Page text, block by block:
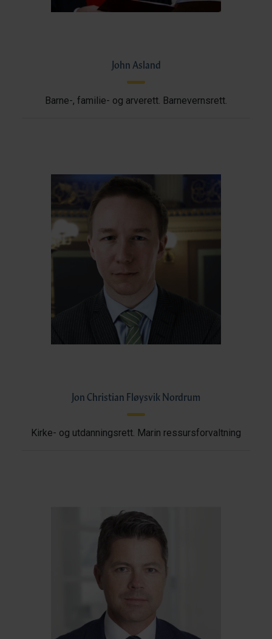
John Asland
Barne-, familie- og arverett. Barnevernsrett.
Jon Christian Fløysvik Nordrum
Kirke- og utdanningsrett. Marin ressursforvaltning